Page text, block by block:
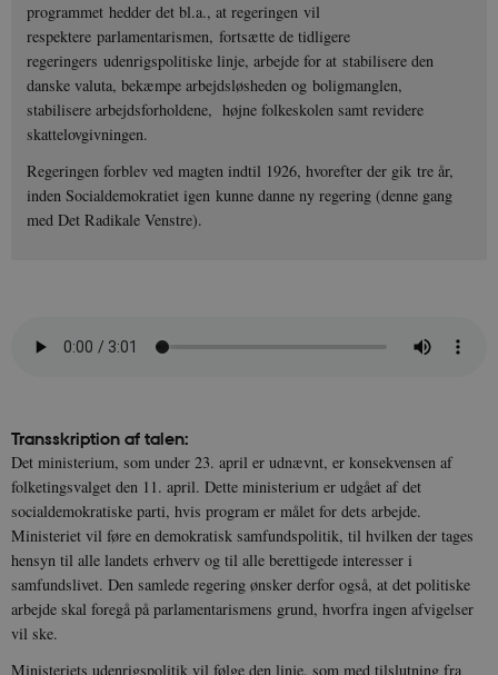
programmet hedder det bl.a., at regeringen vil
respektere parlamentarismen, fortsætte de tidligere
regeringers udenrigspolitiske linje, arbejde for at stabilisere den
danske valuta, bekæmpe arbejdsløsheden og boligmanglen,
stabilisere arbejdsforholdene, højne folkeskolen samt revidere
skattelovgivningen.
Regeringen forblev ved magten indtil 1926, hvorefter der gik tre år,
inden Socialdemokratiet igen kunne danne ny regering (denne gang
med Det Radikale Venstre).
Transskription af talen:
Det ministerium, som under 23. april er udnævnt, er konsekvensen af
folketingsvalget den 11. april. Dette ministerium er udgået af det
socialdemokratiske parti, hvis program er målet for dets arbejde.
Ministeriet vil føre en demokratisk samfundspolitik, til hvilken der tages
hensyn til alle landets erhverv og til alle berettigede interesser i
samfundslivet. Den samlede regering ønsker derfor også, at det politiske
arbejde skal foregå på parlamentarismens grund, hvorfra ingen afvigelser
vil ske.
Ministeriets udenrigspolitik vil følge den linje, som med tilslutning fra